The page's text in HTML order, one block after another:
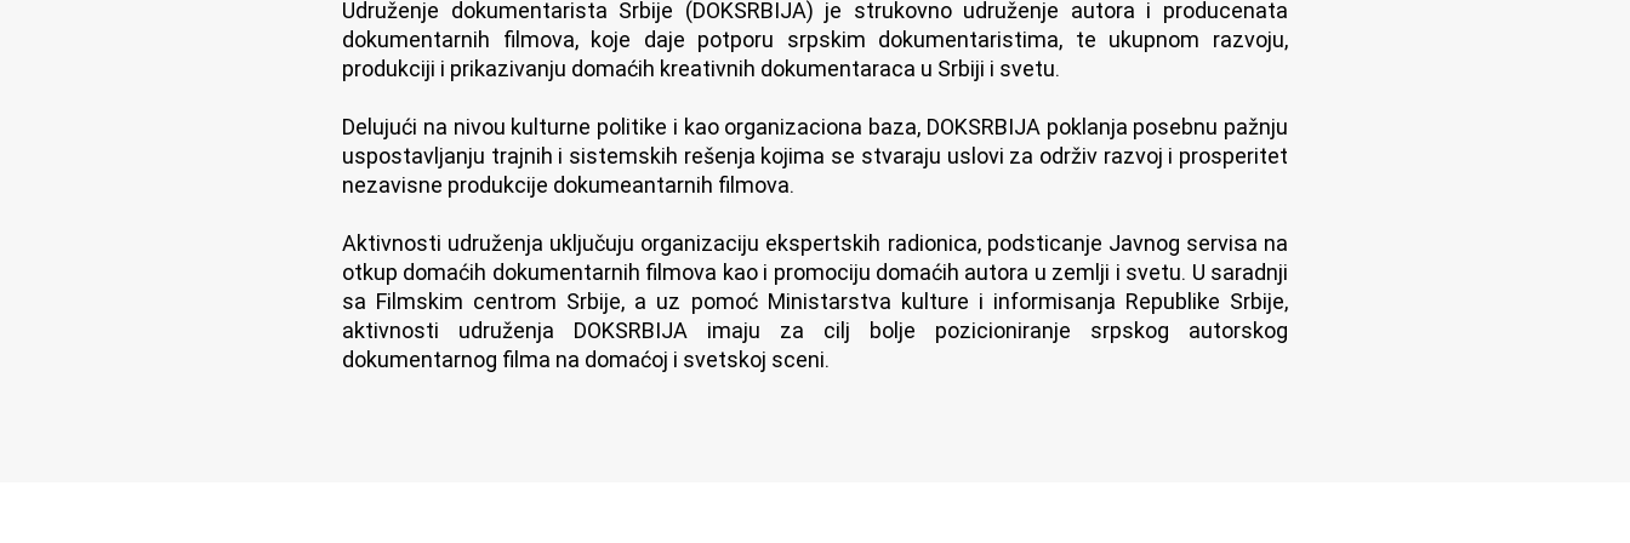
Udruženje dokumentarista Srbije (DOKSRBIJA) je strukovno udruženje autora i producenata
dokumentarnih filmova, koje daje potporu srpskim dokumentaristima, te ukupnom razvoju,
produkciji i prikazivanju domaćih kreativnih dokumentaraca u Srbiji i svetu.
Delujući na nivou kulturne politike i kao organizaciona baza, DOKSRBIJA poklanja posebnu pažnju
uspostavljanju trajnih i sistemskih rešenja kojima se stvaraju uslovi za održiv razvoj i prosperitet
nezavisne produkcije dokumeantarnih filmova.
Aktivnosti udruženja uključuju organizaciju ekspertskih radionica, podsticanje Javnog servisa na
otkup domaćih dokumentarnih filmova kao i promociju domaćih autora u zemlji i svetu. U saradnji
sa Filmskim centrom Srbije, a uz pomoć Ministarstva kulture i informisanja Republike Srbije,
aktivnosti udruženja DOKSRBIJA imaju za cilj bolje pozicioniranje srpskog autorskog
dokumentarnog filma na domaćoj i svetskoj sceni.